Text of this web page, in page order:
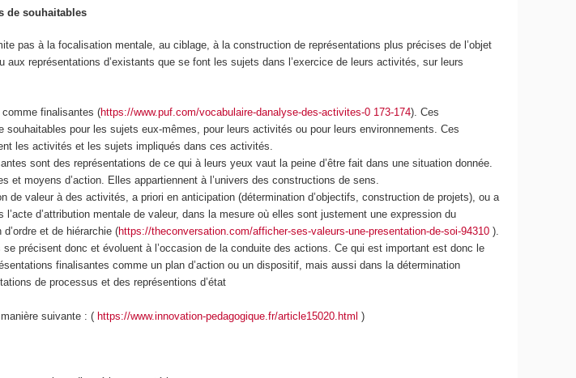
de souhaitables
pas à la focalisation mentale, au ciblage, à la construction de représentations plus précises de l’objet
représentations d’existants que se font les sujets dans l’exercice de leurs activités, sur leurs
comme finalisantes(https://www.puf.com/vocabulaire-danalyse-des-activites-0 173-174). Ces
pour les sujets eux-mêmes, pour leurs activités ou pour leurs environnements. Ces
les activités et les sujets impliqués dans ces activités.
sont des représentations de ce qui à leurs yeux vaut la peine d’être fait dans une situation donnée.
et moyens d’action. Elles appartiennent à l’univers des constructions de sens.
de valeur à des activités,a priori en anticipation (détermination d’objectifs, construction de projets), ou a
d’attribution mentale de valeur, dans la mesure où elles sont justement une expression du
et de hiérarchie (https://theconversation.com/afficher-ses-valeurs-une-presentation-de-soi-94310 ).
se précisent donc et évoluent à l’occasion de la conduite des actions. Ce qui est important est donc le
finalisantes comme un plan d’action ou un dispositif, mais aussi dans la détermination
de processus et des représentions d’état
suivante : (https://www.innovation-pedagogique.fr/article15020.html )